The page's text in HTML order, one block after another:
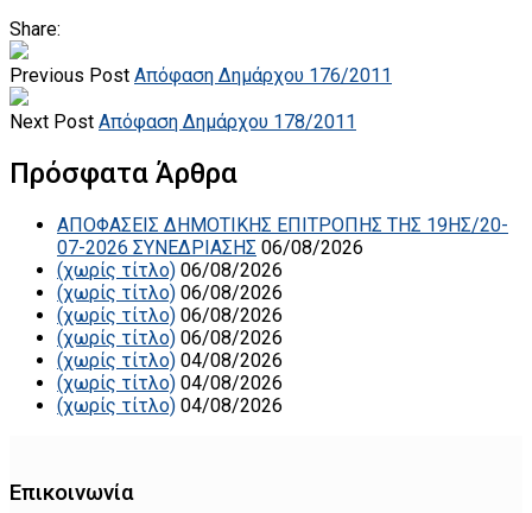
Share:
Previous Post Απόφαση Δημάρχου 176/2011
Next Post Απόφαση Δημάρχου 178/2011
Πρόσφατα Άρθρα
ΑΠΟΦΑΣΕΙΣ ΔΗΜΟΤΙΚΗΣ ΕΠΙΤΡΟΠΗΣ ΤΗΣ 19ΗΣ/20-
07-2026 ΣΥΝΕΔΡΙΑΣΗΣ 06/08/2026
(χωρίς τίτλο) 06/08/2026
(χωρίς τίτλο) 06/08/2026
(χωρίς τίτλο) 06/08/2026
(χωρίς τίτλο) 06/08/2026
(χωρίς τίτλο) 04/08/2026
(χωρίς τίτλο) 04/08/2026
(χωρίς τίτλο) 04/08/2026
Επικοινωνία